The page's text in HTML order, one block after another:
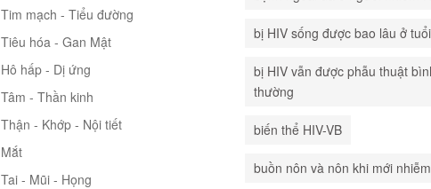
Tim mạch - Tiểu đường
Tiêu hóa - Gan Mật
Hô hấp - Dị ứng
Tâm - Thần kinh
Thận - Khớp - Nội tiết
Mắt
Tai - Mũi - Họng
bị HIV sống được bao lâu ở
bị HIV vẫn được phẫu thuật
thường
biến thể HIV-VB
buồn nôn và nôn khi mới